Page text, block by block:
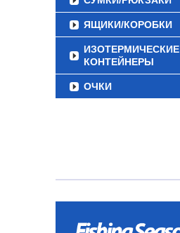
ЯЩИКИ/КОРОБКИ
ИЗОТЕРМИЧЕСКИЕ
КОНТЕЙНЕРЫ
ОЧКИ